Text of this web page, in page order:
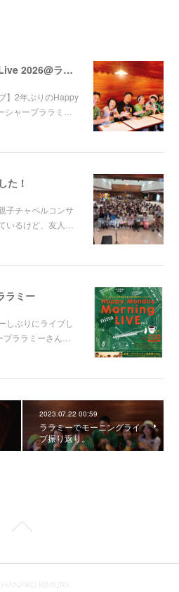
Happy Monday Morning Live 2026@ララミー
】2年ぶりのHappy
ャープララミ…
た！
子チャペルコンサ
いるけど、友人…
ラミー
しぶりにライブし
ララミーさん…
2023.07.22 00:59
ララミーでモーニングライ
ブ振り返り。
HANAKO KIMURA